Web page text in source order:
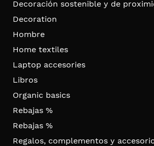
Decoración sostenible y de
Decoration
Hombre
Home textiles
Laptop accesories
Libros
Organic basics
Rebajas %
Rebajas %
Regalos, complementos y